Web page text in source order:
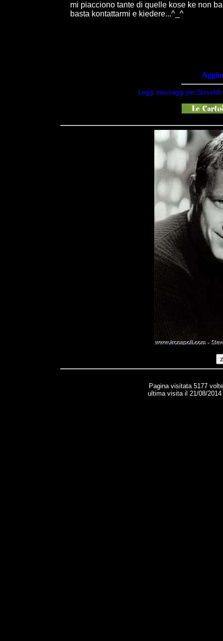
mi piacciono tante di quelle kose ke non
basta kontattarmi e kiedere...^_^
Leggi messaggi per
Pagina visitata 5177
ultima visita il 21/08/